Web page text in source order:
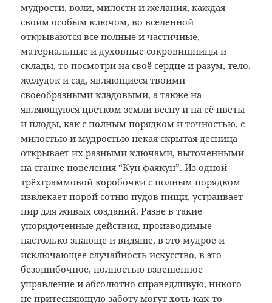
мудрости, воли, милости и желания, каждая
своим особым ключом, во вселенной
открываются все полные и частичные,
материальные и духовные сокровищницы и
склады, то посмотри на своё сердце и разум, тело,
желудок и сад, являющиеся твоими
своеобразными кладовыми, а также на
являющуюся цветком земли весну и на её цветы
и плоды, как с полным порядком и точностью, с
милостью и мудростью некая скрытая десница
открывает их разными ключами, выточенными
на станке повеления “Кун фаякун”. Из одной
трёхграммовой коробочки с полным порядком
извлекает порой сотню пудов пищи, устраивает
пир для живых созданий. Разве в такие
упорядоченные действия, производимые
настолько знающе и видяще, в это мудрое и
исключающее случайность искусство, в это
безошибочное, полностью взвешенное
управление и абсолютно справедливую, никого
не притесняющую заботу могут хоть как-то